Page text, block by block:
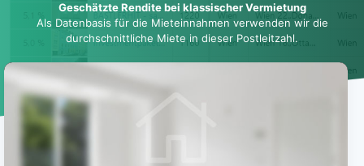
Geschätzte Rendite bei klassischer Vermietung
Als Datenbasis für die Mieteinnahmen verwenden wir die
durchschnittliche Miete in dieser Postleitzahl.